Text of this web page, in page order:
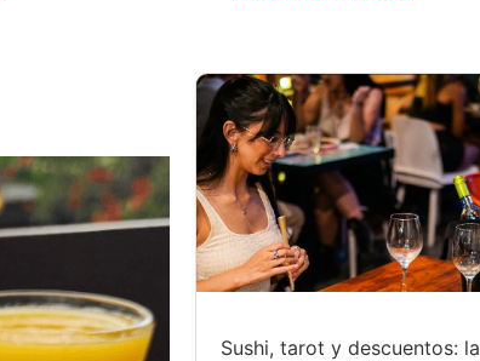
Sushi, tarot y descuentos: la